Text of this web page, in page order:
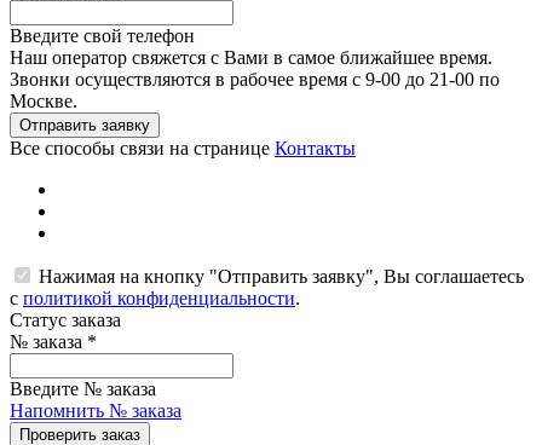
Введите свой телефон
Наш оператор свяжется с Вами в самое ближайшее время.
Звонки осуществляются в рабочее время с 9-00 до 21-00 по
Москве.
Отправить заявку
Все способы связи на странице Контакты
Нажимая на кнопку "Отправить заявку", Вы соглашаетесь
с политикой конфиденциальности.
Статус заказа
№ заказа *
Введите № заказа
Напомнить № заказа
Проверить заказ